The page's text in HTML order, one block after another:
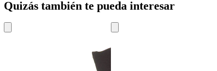
Quizás también te pueda interesar